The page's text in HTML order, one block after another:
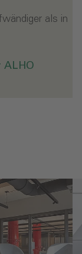
als in
ALHO